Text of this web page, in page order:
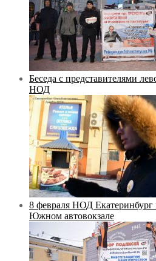
Беседа с представителями
НОД
8 февраля НОД
Южном автовокзале